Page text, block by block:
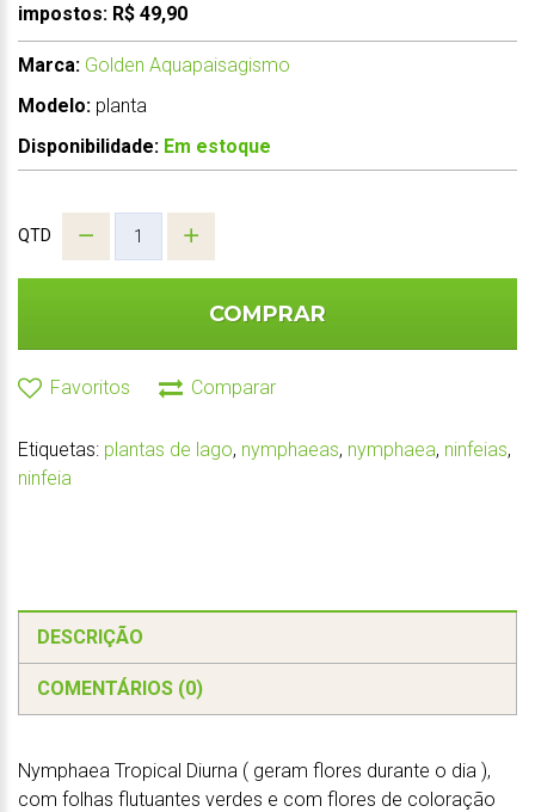
impostos: R$ 49,90
Marca: Golden Aquapaisagismo
Modelo: planta
Disponibilidade: Em estoque
QTD
COMPRAR
Favoritos Comparar
Etiquetas: plantas de lago, nymphaeas, nymphaea, ninfeias,
ninfeia
DESCRIÇÃO
COMENTÁRIOS (0)
Nymphaea Tropical Diurna ( geram flores durante o dia ),
com folhas flutuantes verdes e com flores de coloração